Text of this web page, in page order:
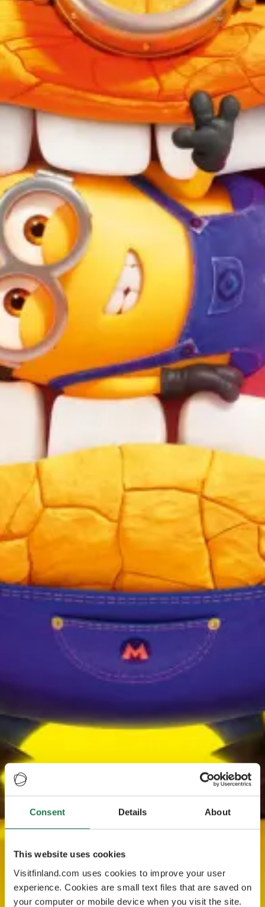
Consent Details About
This website uses cookies
Visitfinland.com uses cookies to improve your user
experience. Cookies are small text files that are saved on
your computer or mobile device when you visit the site.